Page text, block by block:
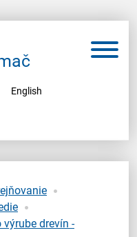
English
drevín -